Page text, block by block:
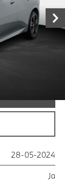
€ 42.900,-
€ 466,53
28-05-2024
Ja